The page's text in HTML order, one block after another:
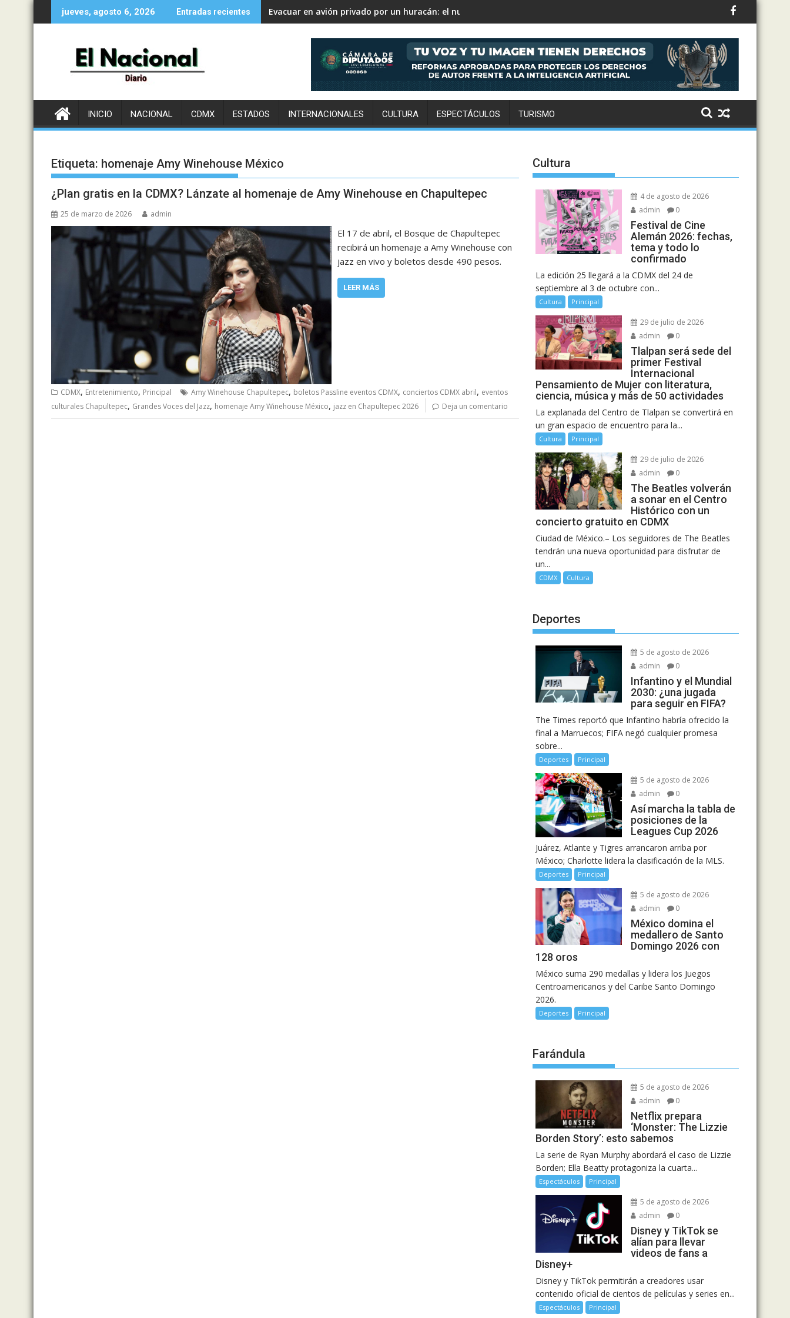
al
jueves, agosto 6, 2026 Entradas recientes Evacuar en avión privado por un huracán: el nuevo servicio que divide opiniones en Estados Unidos
INICIO NACIONAL CDMX ESTADOS INTERNACIONALES CULTURA ESPECTÁCULOS TURISMO
Etiqueta: homenaje Amy Winehouse México
¿Plan gratis en la CDMX? Lánzate al homenaje de Amy Winehouse en Chapultepec
25 de marzo de 2026 admin
El 17 de abril, el Bosque de Chapultepec
recibirá un homenaje a Amy Winehouse con
jazz en vivo y boletos desde 490 pesos.
LEER MÁS
CDMX, Entretenimiento, Principal Amy Winehouse Chapultepec, boletos Passline eventos CDMX, conciertos CDMX abril, eventos
culturales Chapultepec, Grandes Voces del Jazz, homenaje Amy Winehouse México, jazz en Chapultepec 2026 Deja un comentario
Cultura
4 de agosto de 2026
admin
0
Festival de Cine
Alemán 2026: fechas,
tema y todo lo
confirmado
La edición 25 llegará a la CDMX del 24 de
septiembre al 3 de octubre con...
Cultura Principal
29 de julio de 2026
admin
0
Tlalpan será sede del
primer Festival
Internacional
Pensamiento de Mujer con literatura,
ciencia, música y más de 50 actividades
La explanada del Centro de Tlalpan se convertirá en
un gran espacio de encuentro para la...
Cultura Principal
29 de julio de 2026
admin
0
The Beatles volverán
a sonar en el Centro
Histórico con un
concierto gratuito en CDMX
Ciudad de México.– Los seguidores de The Beatles
tendrán una nueva oportunidad para disfrutar de
un...
CDMX Cultura
Deportes
5 de agosto de 2026
admin
0
Infantino y el Mundial
2030: ¿una jugada
para seguir en FIFA?
The Times reportó que Infantino habría ofrecido la
final a Marruecos; FIFA negó cualquier promesa
sobre...
Deportes Principal
5 de agosto de 2026
admin
0
Así marcha la tabla de
posiciones de la
Leagues Cup 2026
Juárez, Atlante y Tigres arrancaron arriba por
México; Charlotte lidera la clasificación de la MLS.
Deportes Principal
5 de agosto de 2026
admin
0
México domina el
medallero de Santo
Domingo 2026 con
128 oros
México suma 290 medallas y lidera los Juegos
Centroamericanos y del Caribe Santo Domingo
2026.
Deportes Principal
Farándula
5 de agosto de 2026
admin
0
Netflix prepara
‘Monster: The Lizzie
Borden Story’: esto sabemos
La serie de Ryan Murphy abordará el caso de Lizzie
Borden; Ella Beatty protagoniza la cuarta...
Espectáculos Principal
5 de agosto de 2026
admin
0
Disney y TikTok se
alían para llevar
videos de fans a
Disney+
Disney y TikTok permitirán a creadores usar
contenido oficial de cientos de películas y series en...
Espectáculos Principal